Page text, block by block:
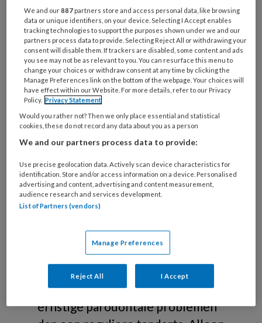
Over parodontologie
Parodontologische
aandoeningen
Iedere tandarts mag parodontale
handelingen verrichten, maar er is
een driejarige opleiding (in
aansluiting op de opleiding tot
kan differentiëren in
parodontologie. Een
parodontoloog heeft meer kennis
en kunde op het gebied van
ernstige parodontale problemen
We and our887 partners store and access personal data, like browsing
data or unique identifiers, on your device. Selecting I Accept enables
tracking technologies to support the purposes shown under we and our
partners process data to provide. Selecting Reject All or withdrawing your
consent will disable them. If trackers are disabled, some content and ads
you see may not be as relevant to you. You can resurface this menu to
change your choices or withdraw consent at any time by clicking the
Manage Preferences link on the bottom of the webpage. Your choices will
have effect within our Website. For more details, refer to our Privacy
Policy. Privacy Statement
Would you rather not? Then we only place essential and statistical
cookies, these do not record any data about you as a person
We and our partners process data to provide:
Use precise geolocation data. Actively scan device characteristics for
identification. Store and/or access information on a device. Personalised
advertising and content, advertising and content measurement,
audience research and services development.
List of Partners (vendors)
Manage Preferences
Reject All I Accept